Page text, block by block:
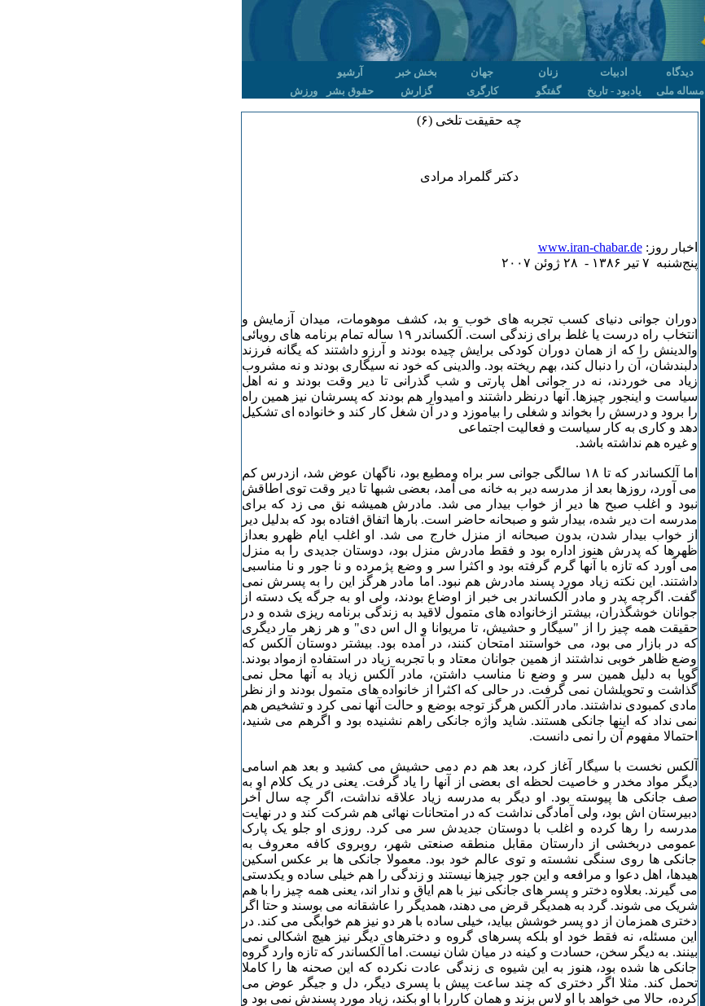
دیدگاه ادبیات زنان جهان بخش خبر
آرشیو
مساله ملی یادبود - تاریخ گفتگو کارگری گزارش حقوق بشر ورزش
چه حقیقت تلخی (۶)
دکتر گلمراد مرادی
اخبار روز:www.iran-chabar.de
پنج‌شنبه ۷ تير ۱٣٨۶ - ۲٨ ژوئن ۲۰۰۷
دوران جوانی دنیای کسب تجربه های خوب و بد، کشف موهومات، میدان آزمایش و
انتخاب راه درست یا غلط برای زندگی است. آلکساندر ۱۹ ساله تمام برنامه های رویائی
والدینش را که از همان دوران کودکی برایش چیده بودند و آرزو داشتند که یگانه فرزند
دلبندشان، آن را دنبال کند، بهم ریخته بود. والدینی که خود نه سیگاری بودند و نه مشروب
زیاد می خوردند، نه در جوانی اهل پارتی و شب گذرانی تا دیر وقت بودند و نه اهل
سیاست و اینجور چیزها. آنها درنظر داشتند و امیدوار هم بودند که پسرشان نیز همین راه
را برود و درسش را بخواند و شغلی را بیاموزد و در آن شغل کار کند و خانواده ای تشکیل
دهد و کاری به کار سیاست و فعالیت اجتماعی
و غیره هم نداشته باشد.
اما آلکساندر که تا ۱٨ سالگی جوانی سر براه ومطیع بود، ناگهان عوض شد، ازدرس کم
می آورد، روزها بعد از مدرسه دیر به خانه می آمد، بعضی شبها تا دیر وقت توی اطاقش
نبود و اغلب صبح ها دیر از خواب بیدار می شد. مادرش همیشه نق می زد که برای
مدرسه ات دیر شده، بیدار شو و صبحانه حاضر است. بارها اتفاق افتاده بود که بدلیل دیر
از خواب بیدار شدن، بدون صبحانه از منزل خارج می شد. او اغلب ایام ظهرو بعداز
ظهرها که پدرش هنوز اداره بود و فقط مادرش منزل بود، دوستان جدیدی را به منزل
می آورد که تازه با آنها گرم گرفته بود و اکثرا سر و وضع پژمرده و نا جور و نا مناسبی
داشتند. این نکته زیاد مورد پسند مادرش هم نبود. اما مادر هرگز این را به پسرش نمی
گفت. اگرچه پدر و مادر آلکساندر بی خبر از اوضاع بودند، ولی او به جرگه یک دسته از
جوانان خوشگذران، بیشتر ازخانواده های متمول لاقید به زندگی برنامه ریزی شده و در
حقیقت همه چیز را از "سیگار و حشیش، تا مریوانا و ال اس دی" و هر زهر مار دیگری
که در بازار می بود، می خواستند امتحان کنند، در آمده بود. بیشتر دوستان آلکس که
وضع ظاهر خوبی نداشتند از همین جوانان معتاد و با تجربه زیاد در استفاده ازمواد بودند.
گویا به دلیل همین سر و وضع نا مناسب داشتن، مادر آلکس زیاد به آنها محل نمی
گذاشت و تحویلشان نمی گرفت. در حالی که اکثرا از خانواده های متمول بودند و از نظر
مادی کمبودی نداشتند. مادر آلکس هرگز توجه بوضع و حالت آنها نمی کرد و تشخیص هم
نمی نداد که اینها جانکی هستند. شاید واژه جانکی راهم نشنیده بود و اگرهم می شنید،
احتمالا مفهوم آن را نمی دانست.
آلکس نخست با سیگار آغاز کرد، بعد هم دم دمی حشیش می کشید و بعد هم اسامی
دیگر مواد مخدر و خاصیت لحظه ای بعضی از آنها را یاد گرفت. یعنی در یک کلام او به
صف جانکی ها پیوسته بود. او دیگر به مدرسه زیاد علاقه نداشت، اگر چه سال آخر
دبیرستان اش بود، ولی آمادگی نداشت که در امتحانات نهائی هم شرکت کند و در نهایت
مدرسه را رها کرده و اغلب با دوستان جدیدش سر می کرد. روزی او جلو یک پارک
عمومی دربخشی از دارستان مقابل منطقه صنعتی شهر، روبروی کافه معروف به
جانکی ها روی سنگی نشسته و توی عالم خود بود. معمولا جانکی ها بر عکس اسکین
هیدها، اهل دعوا و مرافعه و این جور چیزها نیستند و زندگی را هم خیلی ساده و یکدستی
می گیرند. بعلاوه دختر و پسر های جانکی نیز با هم ایاق و ندار اند، یعنی همه چیز را با هم
شریک می شوند. گرد به همدیگر قرض می دهند، همدیگر را عاشقانه می بوسند و حتا اگر
دختری همزمان از دو پسر خوشش بیاید، خیلی ساده با هر دو نیز هم خوابگی می کند. در
این مسئله، نه فقط خود او بلکه پسرهای گروه و دخترهای دیگر نیز هیچ اشکالی نمی
بینند. به دیگر سخن، حسادت و کینه در میان شان نیست. اما آلکساندر که تازه وارد گروه
جانکی ها شده بود، هنوز به این شیوه ی زندگی عادت نکرده که این صحنه ها را کاملا
تحمل کند. مثلا اگر دختری که چند ساعت پیش با پسری دیگر، دل و جیگر عوض می
کرده، حالا می خواهد با او لاس بزند و همان کاررا با او بکند، زیاد مورد پسندش نمی بود و